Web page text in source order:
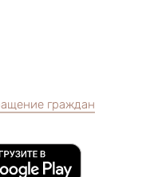
граждан